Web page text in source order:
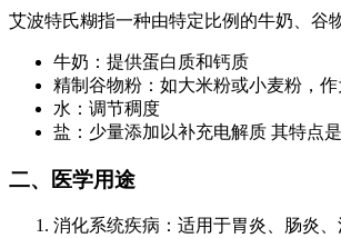
艾波特氏糊指一种由特定比例的牛奶、谷
牛奶：提供蛋白质和钙质
精制谷物粉：如大米粉或小麦粉，
水：调节稠度
盐：少量添加以补充电解质 其特点
二、医学用途
消化系统疾病：适用于胃炎、肠炎